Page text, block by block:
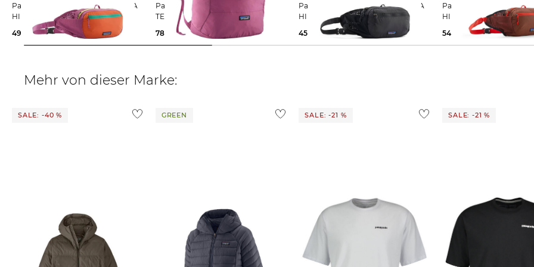
Patagonia | Hüfttasche TERRAVIA
HIP PACK 5L
49,99 €
54,99 €
Patagonia | Schultertasche
TERRAVIA TOTE PACK 24L
78,95 €
89,99 €
Patagonia | Hüfttasche TERRAVIA
HIP PACK 5L
45,65 €
54,99 €
Patagonia | Hüfttasche TERRAVIA
HIP PACK 5L
54,99 €
Mehr von dieser Marke:
SALE: -40 % GREEN SALE: -21 % SALE: -21 %